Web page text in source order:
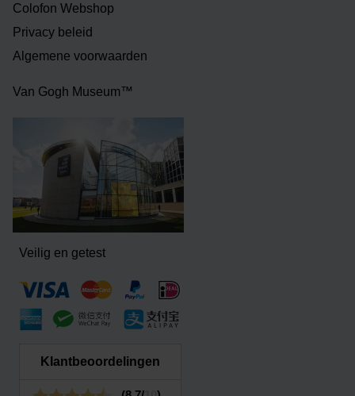
Colofon Webshop
Privacy beleid
Algemene voorwaarden
Van Gogh Museum™
Veilig en getest